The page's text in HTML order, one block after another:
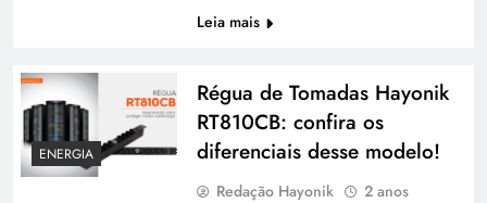
Leia mais
ENERGIA
Régua de Tomadas Hayonik
RT810CB: confira os
diferenciais desse modelo!
Redação Hayonik
2 anos